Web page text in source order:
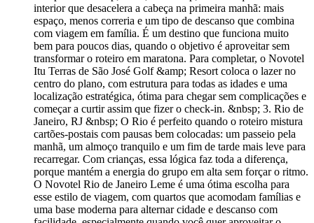
interior que desacelera a cabeça na primeira manhã: mais
espaço, menos correria e um tipo de descanso que combina
com viagem em família. É um destino que funciona muito
bem para poucos dias, quando o objetivo é aproveitar sem
transformar o roteiro em maratona. Para completar, o Novotel
Itu Terras de São José Golf &amp; Resort coloca o lazer no
centro do plano, com estrutura para todas as idades e uma
localização estratégica, ótima para chegar sem complicações e
começar a curtir assim que fizer o check-in. &nbsp; 3. Rio de
Janeiro, RJ &nbsp; O Rio é perfeito quando o roteiro mistura
cartões-postais com pausas bem colocadas: um passeio pela
manhã, um almoço tranquilo e um fim de tarde mais leve para
recarregar. Com crianças, essa lógica faz toda a diferença,
porque mantém a energia do grupo em alta sem forçar o ritmo.
O Novotel Rio de Janeiro Leme é uma ótima escolha para
esse estilo de viagem, com quartos que acomodam famílias e
uma base moderna para alternar cidade e descanso com